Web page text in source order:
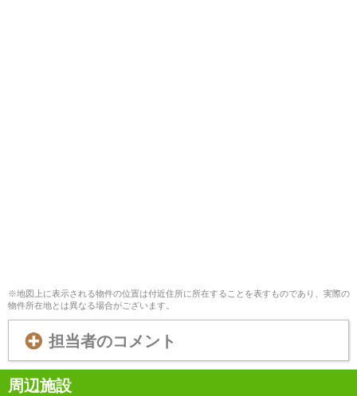
※地図上に表示される物件の位置は付近住所に所在することを表すものであり、実際の
物件所在地とは異なる場合がございます。
担当者のコメント
周辺施設